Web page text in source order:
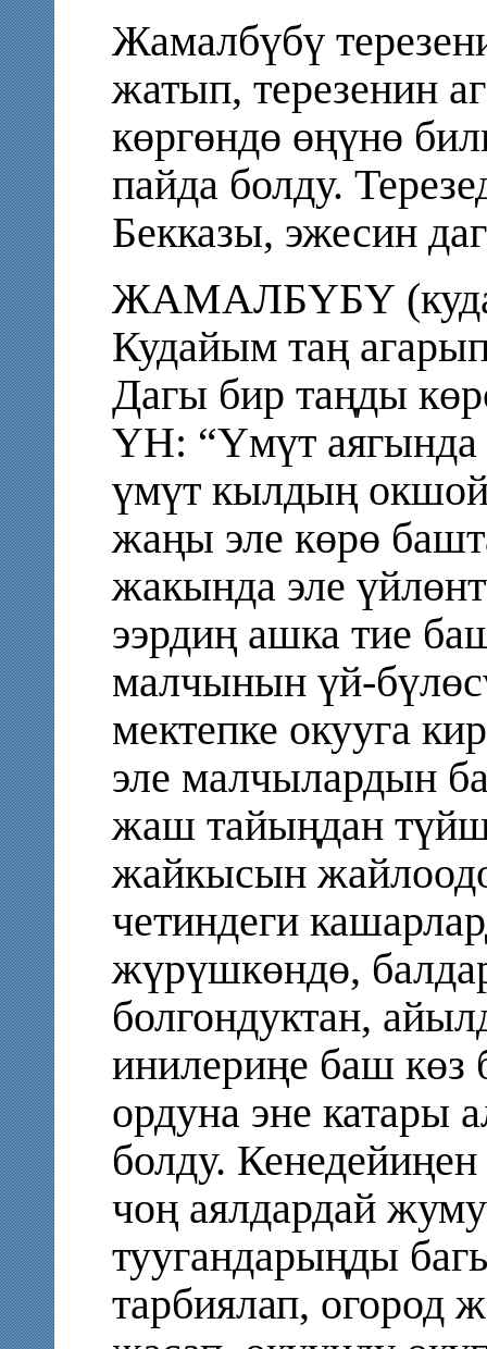
Жамалбүбү
жатып, терезенин
көргөндө өңүнө
пайда болду.
Бекказы, эжесин
ЖАМАЛБҮБҮ
Кудайым таң
Дагы бир таңды
ҮН: “Үмүт аягында
үмүт кылдың
жаңы эле көрө
жакында эле
ээрдиң ашка тие
малчынын үй-
мектепке окууга
эле малчылардын
жаш тайыңдан
жайкысын
четиндеги
жүрүшкөндө,
болгондуктан,
инилериңе баш көз
ордуна эне катары
болду.
чоң аялдардай
туугандарыңды
тарбиялап,